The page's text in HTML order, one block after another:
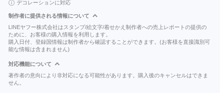
デコレーションに対応
制作者に提供される情報について
LINEヤフー株式会社はスタンプ/絵文字/着せかえ制作者への売上レポートの提供の
ために、お客様の購入情報を利用します。
購入日付、登録国情報は制作者から確認することができます。(お客様を直接識別可
能な情報は含まれません)
対応機能について
著作者の意向により非対応になる可能性があります。購入後のキャンセルはできま
せん。